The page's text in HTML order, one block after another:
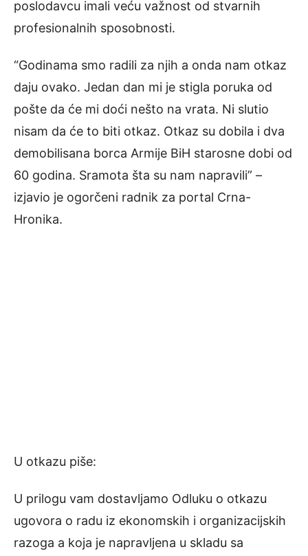
poslodavcu imali veću važnost od stvarnih
profesionalnih sposobnosti.
“Godinama smo radili za njih a onda nam otkaz
daju ovako. Jedan dan mi je stigla poruka od
pošte da će mi doći nešto na vrata. Ni slutio
nisam da će to biti otkaz. Otkaz su dobila i dva
demobilisana borca Armije BiH starosne dobi od
60 godina. Sramota šta su nam napravili” –
izjavio je ogorčeni radnik za portal Crna-
Hronika.
U otkazu piše:
U prilogu vam dostavljamo Odluku o otkazu
ugovora o radu iz ekonomskih i organizacijskih
razoga a koja je napravljena u skladu sa